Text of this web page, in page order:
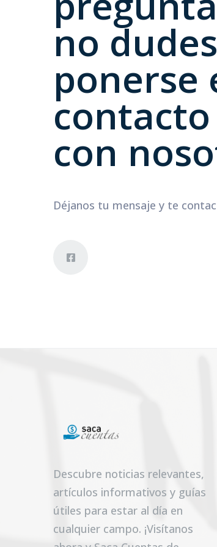
no
ponerse
con
Déjanos tu mensaje y te
Descubre noticias relevantes,
artículos informativos y guías
útiles para estar al día en
cualquier campo. ¡Visítanos